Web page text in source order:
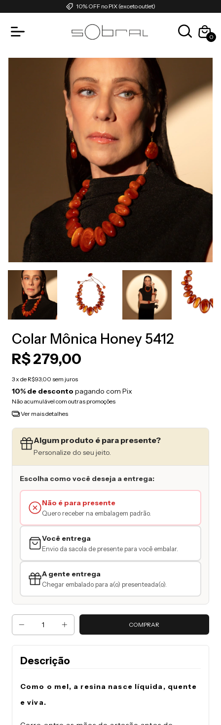
10% OFF no PIX (exceto outlet)
0
Colar Mônica Honey 5412
R$ 279,00
3x de R$93,00 sem juros
10% de desconto pagando com Pix
Não acumulável com outras promoções
Ver mais detalhes
Algum produto é para presente?
Personalize do seu jeito.
Escolha como você deseja a entrega:
Não é para presente
Quero receber na embalagem padrão.
Você entrega
Envio da sacola de presente para você embalar.
A gente entrega
Chegar embalado para a(o) presenteada(o).
Descrição
Como o mel, a resina nasce líquida, quente
e viva.